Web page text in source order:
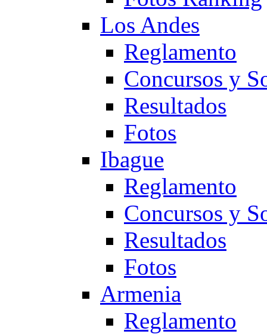
Los Andes
Reglamento
Concursos y
Resultados
Fotos
Ibague
Reglamento
Concursos y
Resultados
Fotos
Armenia
Reglamento